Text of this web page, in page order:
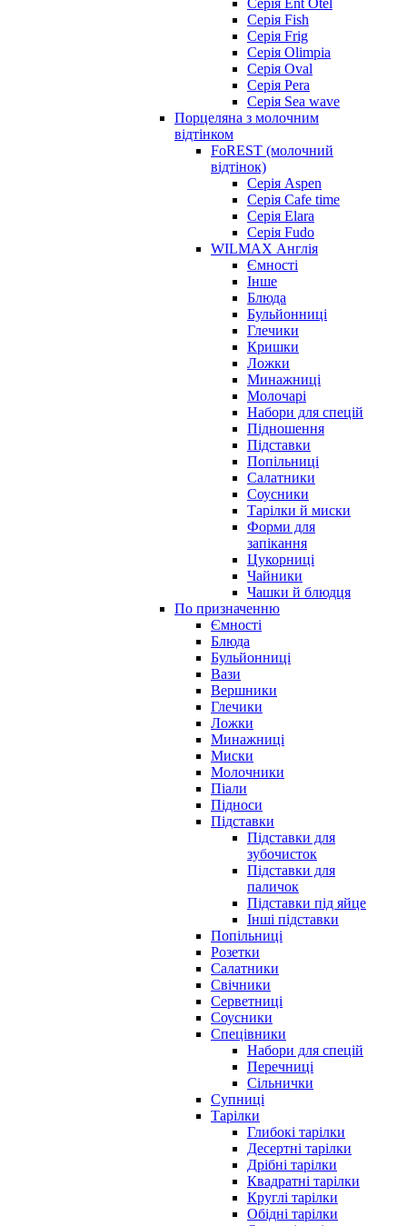
Серія Ent Otel
Серія Fish
Серія Frig
Серія Olimpia
Серія Oval
Серія Pera
Серія Sea wave
Порцеляна з молочним
відтінком
FoREST (молочний
відтінок)
Серія Aspen
Серія Cafe time
Серія Elara
Серія Fudo
WILMAX Англія
Ємності
Інше
Блюда
Бульйонниці
Глечики
Кришки
Ложки
Минажниці
Молочарі
Набори для спецій
Підношення
Підставки
Попільниці
Салатники
Соусники
Тарілки й миски
Форми для
запікання
Цукорниці
Чайники
Чашки й блюдця
По призначенню
Ємності
Блюда
Бульйонниці
Вази
Вершники
Глечики
Ложки
Минажниці
Миски
Молочники
Піали
Підноси
Підставки
Підставки для
зубочисток
Підставки для
паличок
Підставки під яйце
Інші підставки
Попільниці
Розетки
Салатники
Свічники
Серветниці
Соусники
Спецівники
Набори для спецій
Перечниці
Сільнички
Супниці
Тарілки
Глибокі тарілки
Десертні тарілки
Дрібні тарілки
Квадратні тарілки
Круглі тарілки
Обідні тарілки